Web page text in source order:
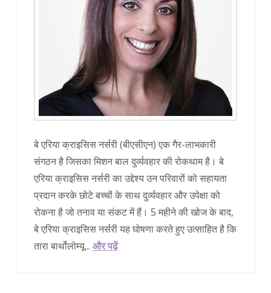
बे एरिया क्राइसिस नर्सरी (बीएसीएन) एक गैर-लाभकारी
संगठन है जिसका मिशन बाल दुर्व्यवहार की रोकथाम है। बे
एरिया क्राइसिस नर्सरी का उद्देश्य उन परिवारों को सहायता
प्रदान करके छोटे बच्चों के साथ दुर्व्यवहार और उपेक्षा को
रोकना है जो तनाव या संकट में हैं। 5 महीने की खोज के बाद,
बे एरिया क्राइसिस नर्सरी यह घोषणा करते हुए उत्साहित है कि
तारा बार्थोलोम्यू...और पढ़ें